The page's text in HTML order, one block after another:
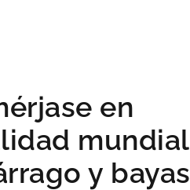
en
mundial
y bayas